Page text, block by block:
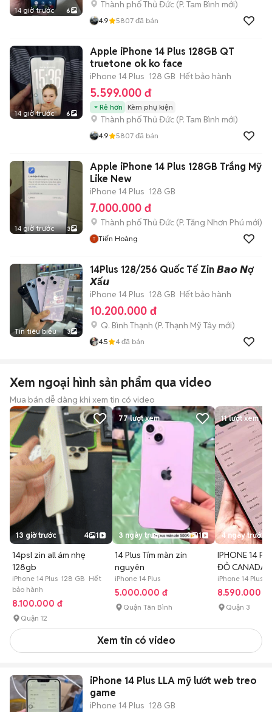
14 giờ trước 6
Thành phố Thủ Đức (P. Tam Bình mới)
4.9 5807 đã bán
14 giờ trước 6
Apple iPhone 14 Plus 128GB QT
truetone ok ko face
iPhone 14 Plus 128 GB Hết bảo hành
5.599.000 đ
Rẻ hơn Kèm phụ kiện
Thành phố Thủ Đức (P. Tam Bình mới)
4.9 5807 đã bán
14 giờ trước 3
Apple iPhone 14 Plus 128GB Trắng Mỹ
Like New
iPhone 14 Plus 128 GB
7.000.000 đ
Thành phố Thủ Đức (P. Tăng Nhơn Phú mới)
Tiến Hoàng
Tin tiêu biểu 3
14Plus 128/256 Quốc Tế Zin 𝘽𝙖𝙤 𝙉ợ
𝙓ấ𝙪
iPhone 14 Plus 128 GB Hết bảo hành
10.200.000 đ
Q. Bình Thạnh (P. Thạnh Mỹ Tây mới)
4.5 4 đã bán
Xem ngoại hình sản phẩm qua video
Mua bán dễ dàng khi xem tin có video
13 giờ trước 4 1
14psl zin all ám nhẹ
128gb
iPhone 14 Plus 128 GB Hết
bảo hành
8.100.000 đ
Quận 12
77lượt xem
3 ngày trước 3 1
14 Plus Tím màn zin
nguyên
iPhone 14 Plus
5.000.000 đ
Quận Tân Bình
11lượt xem
4 ngày trước
IPHONE 14
ĐỎ CANADA
17 HIẾM
iPhone 14 Plus
8.590.000 đ
Quận 3
Xem tin có video
iPhone 14 Plus LLA mỹ lướt web treo
game
iPhone 14 Plus 128 GB